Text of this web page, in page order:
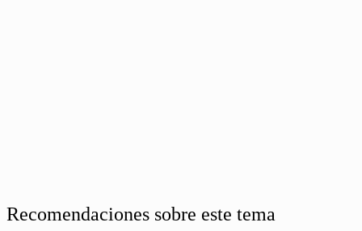
Recomendaciones sobre este tema